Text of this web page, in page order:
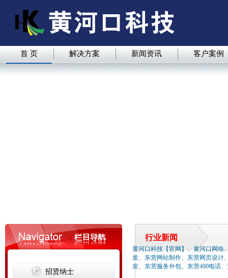
首 页 解决方案 新闻资讯 客户案例
招贤纳士
行业新闻
黄河口科技【官网】、黄河口网络
发、东营网站制作、东营网页设计
发、东营服务外包、东营400电话